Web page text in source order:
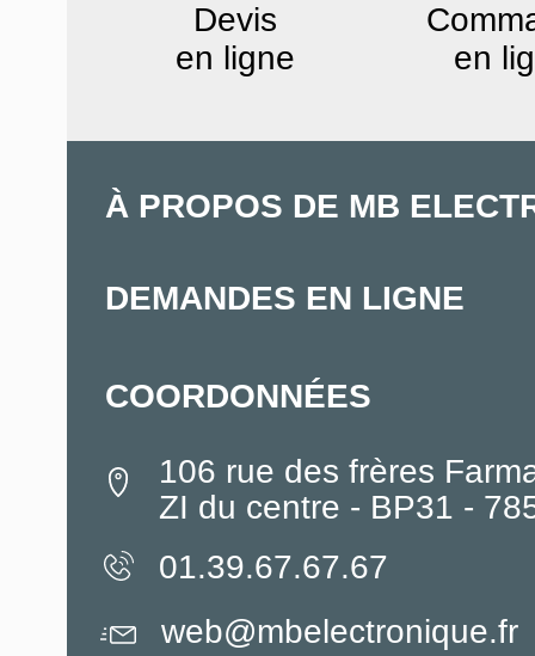
Devis
en ligne
en
À PROPOS DE MB
DEMANDES EN LIGNE
COORDONNÉES
106 rue des frères
ZI du centre - BP31 -
01.39.67.67.67
web@mbelectronique.fr